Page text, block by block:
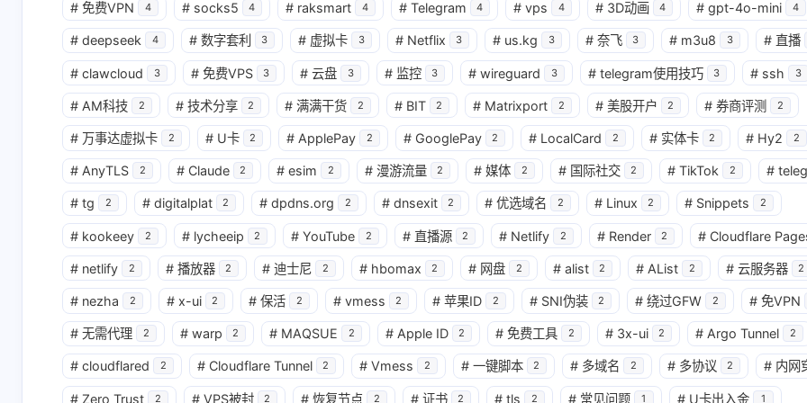
# 免费VPN 4 # socks5 4 # raksmart 4 # Telegram 4 # vps 4 # 3D动画 4 # gpt-4o-mini 4
# deepseek 4 # 数字套利 3 # 虚拟卡 3 # Netflix 3 # us.kg 3 # 奈飞 3 # m3u8 3 # 直播
# clawcloud 3 # 免费VPS 3 # 云盘 3 # 监控 3 # wireguard 3 # telegram使用技巧 3 # ssh 3
# AM科技 2 # 技术分享 2 # 满满干货 2 # BIT 2 # Matrixport 2 # 美股开户 2 # 券商评测 2
# 万事达虚拟卡 2 # U卡 2 # ApplePay 2 # GooglePay 2 # LocalCard 2 # 实体卡 2 # Hy2 2
# AnyTLS 2 # Claude 2 # esim 2 # 漫游流量 2 # 媒体 2 # 国际社交 2 # TikTok 2 #
# tg 2 # digitalplat 2 # dpdns.org 2 # dnsexit 2 # 优选域名 2 # Linux 2 # Snippets 2
# kookeey 2 # lycheeip 2 # YouTube 2 # 直播源 2 # Netlify 2 # Render 2 # Cloudflare
# netlify 2 # 播放器 2 # 迪士尼 2 # hbomax 2 # 网盘 2 # alist 2 # AList 2 # 云服务器 2
# nezha 2 # x-ui 2 # 保活 2 # vmess 2 # 苹果ID 2 # SNI伪装 2 # 绕过GFW 2 # 免VPN
# 无需代理 2 # warp 2 # MAQSUE 2 # Apple ID 2 # 免费工具 2 # 3x-ui 2 # Argo Tunnel 2
# cloudflared 2 # Cloudflare Tunnel 2 # Vmess 2 # 一键脚本 2 # 多域名 2 # 多协议 2 # 内网
# Zero Trust 2 # VPS被封 2 # 恢复节点 2 # 证书 2 # tls 2 # 常见问题 1 # U卡出入金 1